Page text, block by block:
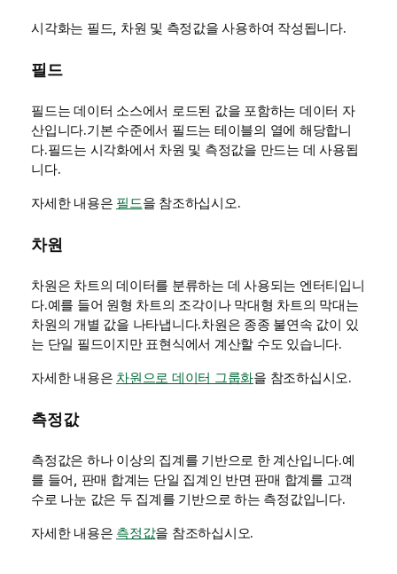
시각화는 필드, 차원 및 측정값을 사용하여 작성됩니다.
필드
필드는 데이터 소스에서 로드된 값을 포함하는 데이터 자
산입니다.기본 수준에서 필드는 테이블의 열에 해당합니
다.필드는 시각화에서 차원 및 측정값을 만드는 데 사용됩
니다.
자세한 내용은 필드을 참조하십시오.
차원
차원은 차트의 데이터를 분류하는 데 사용되는 엔터티입니
다.예를 들어 원형 차트의 조각이나 막대형 차트의 막대는
차원의 개별 값을 나타냅니다.차원은 종종 불연속 값이 있
는 단일 필드이지만 표현식에서 계산할 수도 있습니다.
자세한 내용은 차원으로 데이터 그룹화을 참조하십시오.
측정값
측정값은 하나 이상의 집계를 기반으로 한 계산입니다.예
를 들어, 판매 합계는 단일 집계인 반면 판매 합계를 고객
수로 나눈 값은 두 집계를 기반으로 하는 측정값입니다.
자세한 내용은 측정값을 참조하십시오.